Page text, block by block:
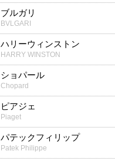
ブルガリ
BVLGARI
ハリーウィンストン
HARRY WINSTON
ショパール
Chopard
ピアジェ
Piaget
パテックフィリップ
Patek Philippe